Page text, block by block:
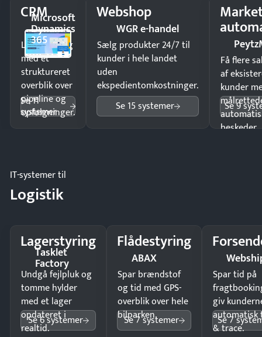
CRM
Microsoft
Dynamics
365
Luk flere salg
med et
struktureret
overblik over
pipeline og
opfølgninger.
Se 11
systemer
Webshop
WGR e-handel
Sælg produkter 24/7 til
kunder i hele landet
uden
ekspedientomkostninger.
Se 15 systemer
Få flere
af
kunder
beskeder.
Se 9
IT-systemer til
Logistik
Lagerstyring
Tasklet
Factory
Undgå fejlpluk og
tomme hylder
med et lager
opdateret i
realtid.
Se 6 systemer
Flådestyring
ABAX
Spar brændstof
og tid med GPS-
overblik over hele
bilparken.
Se 7 systemer
Spar tid på
giv
automatisk
& trace.
Se 7